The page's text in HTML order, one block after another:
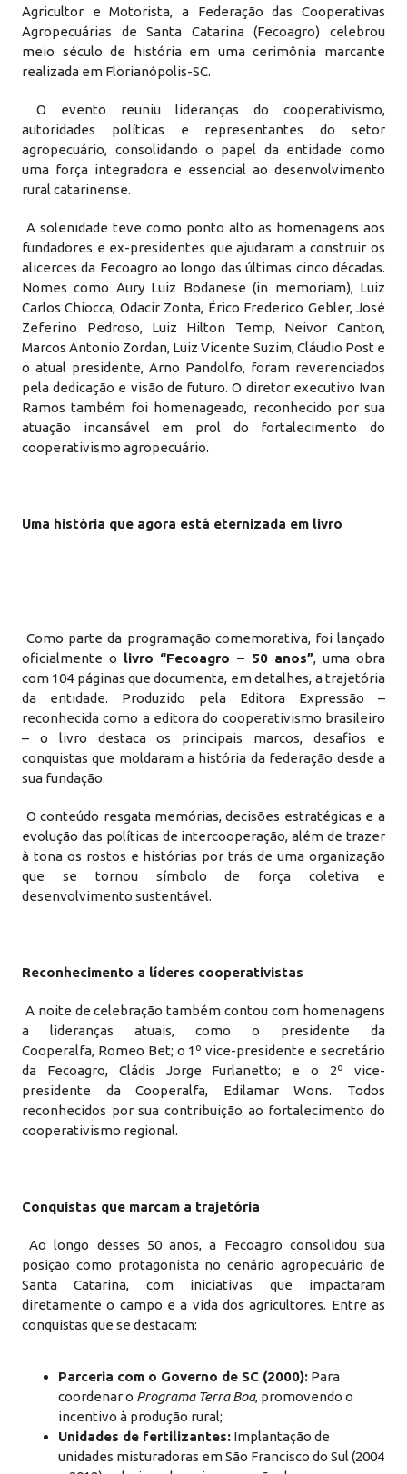
Agricultor e Motorista, a Federação das Cooperativas
Agropecuárias de Santa Catarina (Fecoagro) celebrou
meio século de história em uma cerimônia marcante
realizada em Florianópolis-SC.
O evento reuniu lideranças do cooperativismo,
autoridades políticas e representantes do setor
agropecuário, consolidando o papel da entidade como
uma força integradora e essencial ao desenvolvimento
rural catarinense.
A solenidade teve como ponto alto as homenagens aos
fundadores e ex-presidentes que ajudaram a construir os
alicerces da Fecoagro ao longo das últimas cinco décadas.
Nomes como Aury Luiz Bodanese (in memoriam), Luiz
Carlos Chiocca, Odacir Zonta, Érico Frederico Gebler, José
Zeferino Pedroso, Luiz Hilton Temp, Neivor Canton,
Marcos Antonio Zordan, Luiz Vicente Suzim, Cláudio Post e
o atual presidente, Arno Pandolfo, foram reverenciados
pela dedicação e visão de futuro. O diretor executivo Ivan
Ramos também foi homenageado, reconhecido por sua
atuação incansável em prol do fortalecimento do
cooperativismo agropecuário.
Uma história que agora está eternizada em livro
Como parte da programação comemorativa, foi lançado
oficialmente o livro “Fecoagro – 50 anos”, uma obra
com 104 páginas que documenta, em detalhes, a trajetória
da entidade. Produzido pela Editora Expressão –
reconhecida como a editora do cooperativismo brasileiro
– o livro destaca os principais marcos, desafios e
conquistas que moldaram a história da federação desde a
sua fundação.
O conteúdo resgata memórias, decisões estratégicas e a
evolução das políticas de intercooperação, além de trazer
à tona os rostos e histórias por trás de uma organização
que se tornou símbolo de força coletiva e
desenvolvimento sustentável.
Reconhecimento a líderes cooperativistas
A noite de celebração também contou com homenagens
a lideranças atuais, como o presidente da
Cooperalfa, Romeo Bet; o 1º vice-presidente e secretário
da Fecoagro, Cládis Jorge Furlanetto; e o 2º vice-
presidente da Cooperalfa, Edilamar Wons. Todos
reconhecidos por sua contribuição ao fortalecimento do
cooperativismo regional.
Conquistas que marcam a trajetória
Ao longo desses 50 anos, a Fecoagro consolidou sua
posição como protagonista no cenário agropecuário de
Santa Catarina, com iniciativas que impactaram
diretamente o campo e a vida dos agricultores. Entre as
conquistas que se destacam:
Parceria com o Governo de SC (2000): Para
coordenar o Programa Terra Boa, promovendo o
incentivo à produção rural;
Unidades de fertilizantes: Implantação de
unidades misturadoras em São Francisco do Sul (2004